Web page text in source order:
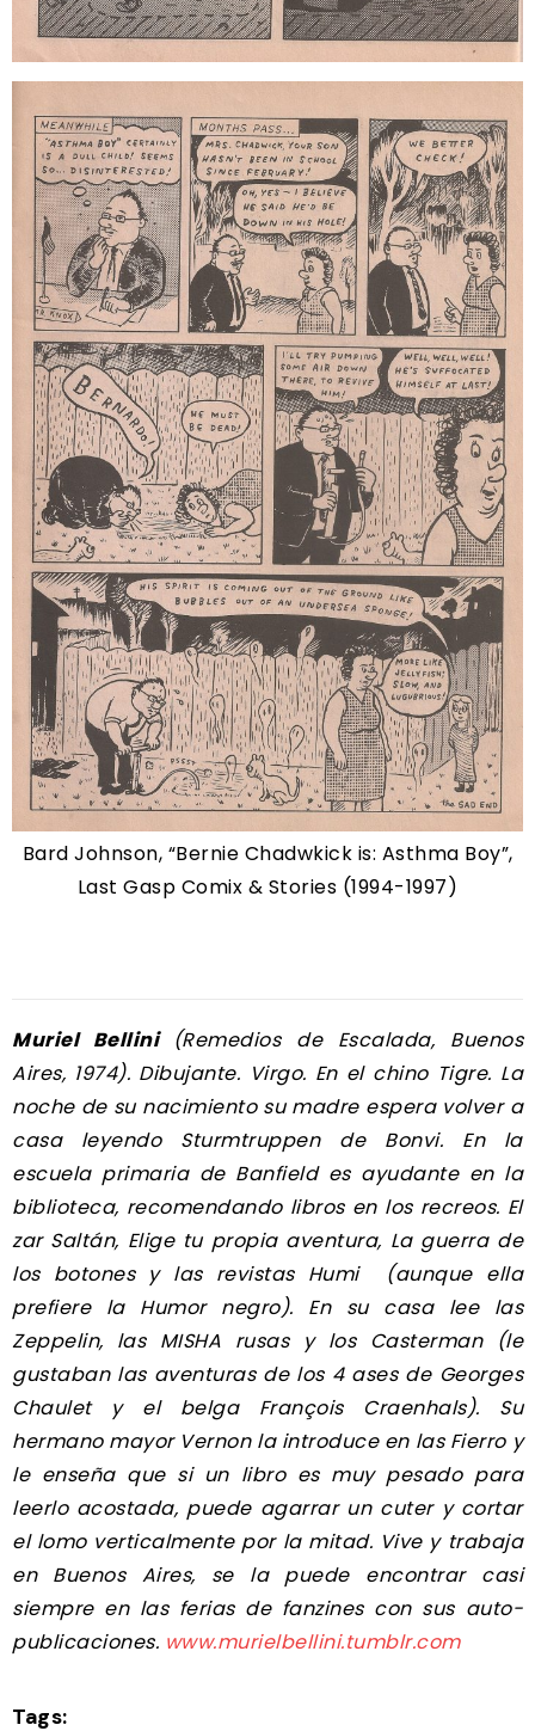
Bard Johnson, “Bernie Chadwkick is: Asthma Boy”,
Last Gasp Comix & Stories (1994-1997)
MurielBellini (Remedios de Escalada, Buenos
Aires, 1974). Dibujante. Virgo. En el chino Tigre. La
noche de su nacimiento su madre espera volver a
casa leyendo Sturmtruppen de Bonvi. En la
escuela primaria de Banfield es ayudante en la
biblioteca, recomendando libros en los recreos. El
zar Saltán, Elige tu propia aventura, La guerra de
los botones y las revistas Humi (aunque ella
prefiere la Humor negro). En su casa lee las
Zeppelin, las MISHA rusas y los Casterman (le
gustaban las aventuras de los 4 ases de Georges
Chaulet y el belga François Craenhals). Su
hermano mayor Vernon la introduce en las Fierro y
le enseña que si un libro es muy pesado para
leerlo acostada, puede agarrar un cuter y cortar
el lomo verticalmente por la mitad. Vive y trabaja
en Buenos Aires, se la puede encontrar casi
siempre en las ferias de fanzines con sus auto-
publicaciones. www.murielbellini.tumblr.com
Tags: